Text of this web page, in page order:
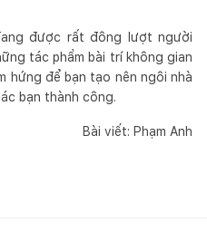
được rất đông lượt người
tác phẩm bài trí không gian
hứng để bạn tạo nên ngôi nhà
bạn thành công.
Bài viết: Phạm Anh